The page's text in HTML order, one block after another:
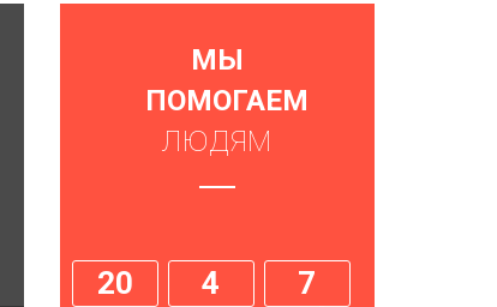
МЫ
ПОМОГАЕМ
ЛЮДЯМ
20 4 7